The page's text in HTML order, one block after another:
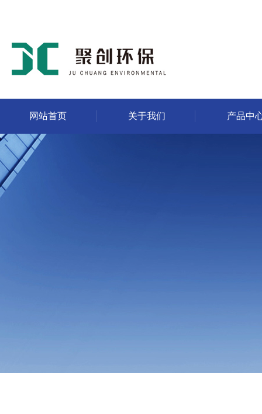
网站首页 关于我们 产品中